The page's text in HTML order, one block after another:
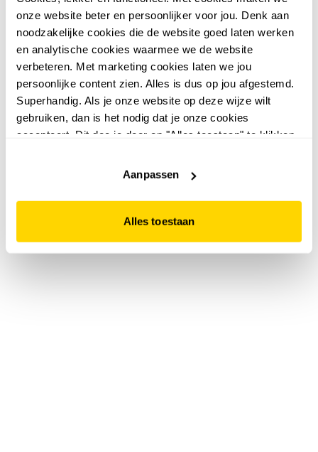
onze website beter en persoonlijker voor jou. Denk aan
noodzakelijke cookies die de website goed laten werken
en analytische cookies waarmee we de website
verbeteren. Met marketing cookies laten we jou
persoonlijke content zien. Alles is dus op jou afgestemd.
Superhandig. Als je onze website op deze wijze wilt
gebruiken, dan is het nodig dat je onze cookies
accepteert. Dit doe je door op "Alles toestaan" te klikken.
website niet optimaal functioneert.
Aanpassen
Alles toestaan